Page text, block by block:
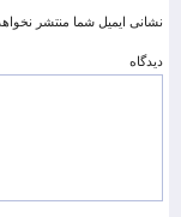
نشانی ایمیل شما منتشر
دیدگاه